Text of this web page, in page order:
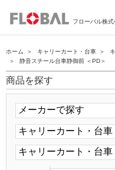
フローバル株式
ホーム キャリーカート・台車
静音スチール台車静御前 ＜PD＞
商品を探す